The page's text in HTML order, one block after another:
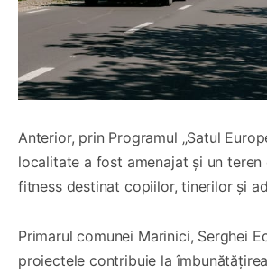
Anterior, prin Programul „Satul
localitate a fost amenajat și un teren
fitness destinat copiilor, tinerilor și
Primarul comunei Marinici, Serghei
proiectele contribuie la